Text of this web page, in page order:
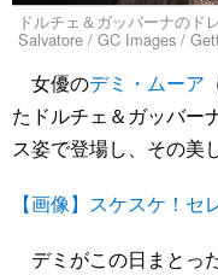
ドルチェ＆ガッバーナのド
Salvatore / GC Images /
女優のデミ・ムーア
たドルチェ＆ガッバー
ス姿で登場し、その美
【画像】スケスケ！
デミがこの日まとっ